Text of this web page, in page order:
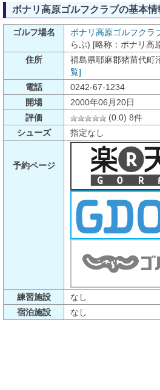
ボナリ高原ゴルフクラブの基本情
ゴルフ場名 ボナリ高原ゴルフクラ
らぶ) [略称：ボナリ高
住所
福島県耶麻郡猪苗代町
覧]
電話
0242-67-1234
開場
2000年06月20日
評価
(0.0) 8件
シューズ
指定なし
予約ページ
練習施設
なし
宿泊施設
なし